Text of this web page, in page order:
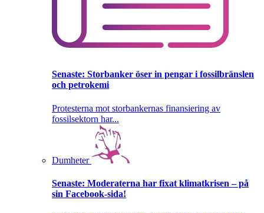
Senaste: Storbanker öser in pengar i fossilbränslen
och petrokemi
Protesterna mot storbankernas finansiering av
fossilsektorn har...
Dumheter
Senaste: Moderaterna har fixat klimatkrisen – på
sin Facebook-sida!